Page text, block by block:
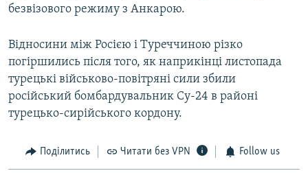
безвізового режиму з Анкарою.
Відносини між Росією і Туреччиною різко
погіршились після того, як наприкінці листопада
турецькі військово-повітряні сили збили
російський бомбардувальник Су-24 в районі
турецько-сирійського кордону.
Поділитись Читати без VPN Follow us